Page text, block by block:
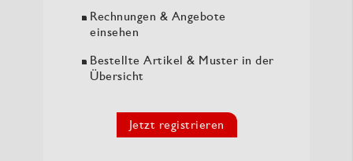
Rechnungen & Angebote
einsehen
Bestellte Artikel & Muster in der
Übersicht
Jetzt registrieren